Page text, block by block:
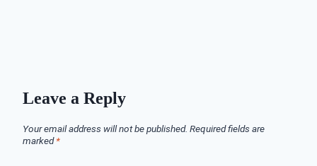
Leave a Reply
Your email address will not be published. Required fields are
marked*